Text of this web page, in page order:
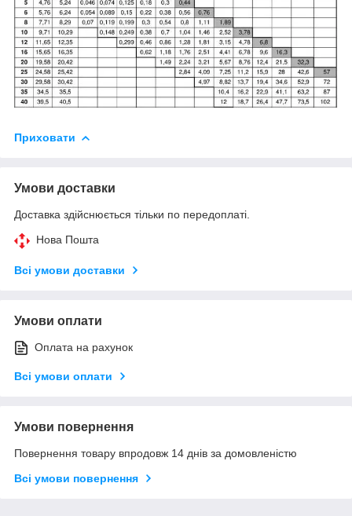
Приховати
Умови доставки
Доставка здійснюється тільки по передоплаті.
Нова Пошта
Всі умови доставки
Умови оплати
Оплата на рахунок
Всі умови оплати
Умови повернення
Повернення товару впродовж 14 днів за домовленістю
Всі умови повернення